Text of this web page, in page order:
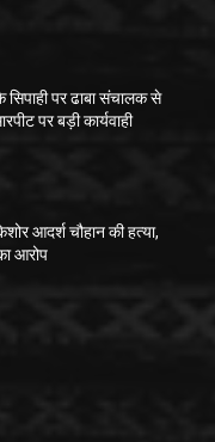
पर ढाबा संचालक से
पर बड़ी कार्यवाही
आदर्श चौहान की हत्या,
आरोप